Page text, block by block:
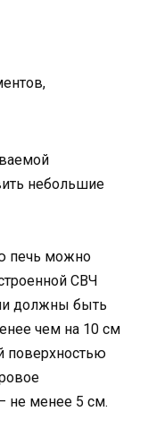
небольшие
печь можно
СВЧ
должны быть
чем на 10 см
поверхностью
не менее 5 см.